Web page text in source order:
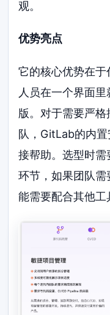
观。
优势亮点
它的核心优势在
人员在一个界面
版。对于需要严
队，GitLab的内
接帮助。选型时
环节，如果团队
能需要配合其他工